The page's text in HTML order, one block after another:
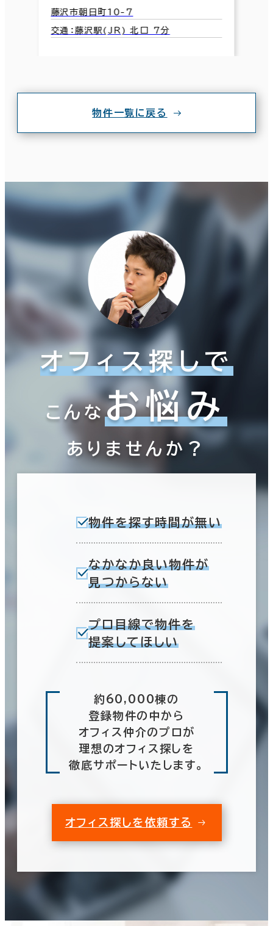
藤沢市朝日町10-7
交通：藤沢駅(JR) 北口 7分
物件一覧に戻る
オフィス探しで
こんなお悩み
ありませんか？
物件を探す時間が無い
なかなか良い物件が
見つからない
プロ目線で物件を
提案してほしい
約60,000棟の
登録物件の中から
オフィス仲介のプロが
理想のオフィス探しを
徹底サポートいたします。
オフィス探しを依頼する